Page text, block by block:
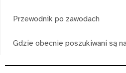
Przewodnik po zawodach
Gdzie obecnie poszukiwani są